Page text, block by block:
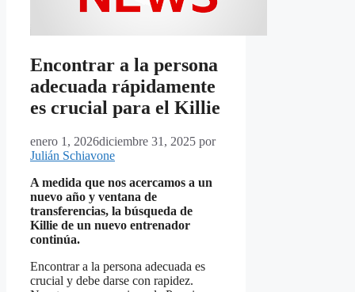
Encontrar a la persona
adecuada rápidamente
es crucial para el Killie
enero 1, 2026diciembre 31, 2025 por
Julián Schiavone
A medida que nos acercamos a un
nuevo año y ventana de
transferencias, la búsqueda de
Killie de un nuevo entrenador
continúa.
Encontrar a la persona adecuada es
crucial y debe darse con rapidez.